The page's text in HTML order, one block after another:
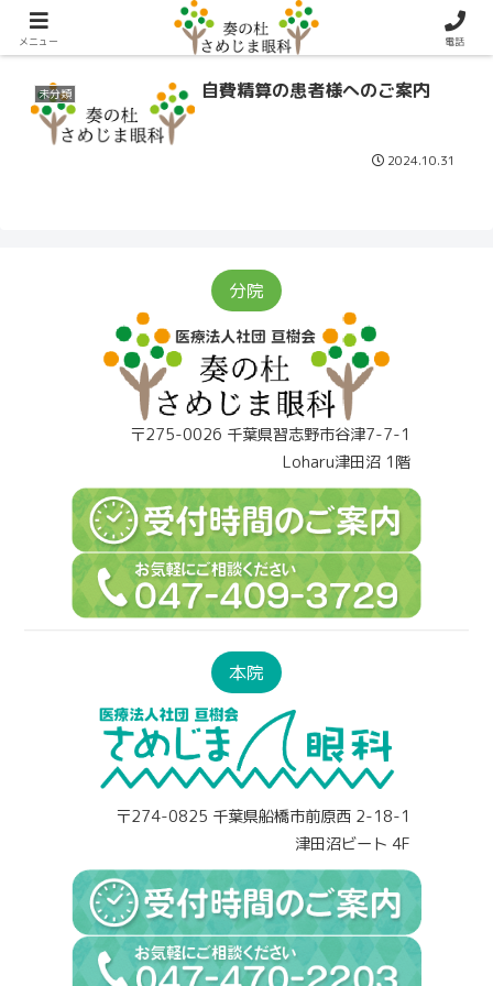
2024-10
未分類 自費精算の患者様へのご案内
2024.10.31
分院
〒275-0026 千葉県習志野市谷津7-7-1
Loharu津田沼 1階
本院
〒274-0825 千葉県船橋市前原西 2-18-1
津田沼ビート 4F
メニュー 電話